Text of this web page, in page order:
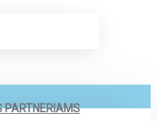
PARTNERIAMS